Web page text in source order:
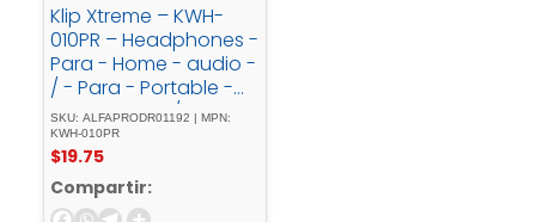
Klip Xtreme – KWH-
010PR – Headphones -
Para - Home - audio -
/ - Para - Portable -
electronics - / - Para -
Professional - audio -
/ - Para - Cellular -
phoneWireless25HrsP
urpleBT
SKU: ALFAPRODR01192 | MPN:
KWH-010PR
$19.75
Compartir: